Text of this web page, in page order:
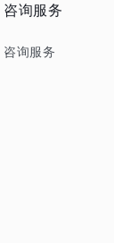
咨询服务
咨询服务